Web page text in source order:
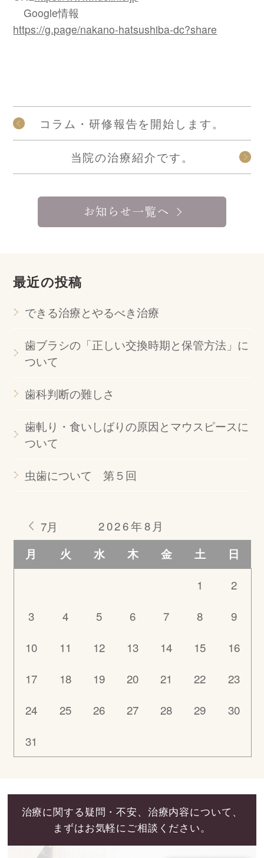
Google情報
https://g.page/nakano-hatsushiba-dc?share
コラム・研修報告を開始します。
当院の治療紹介です。
お知らせ一覧へ
最近の投稿
できる治療とやるべき治療
歯ブラシの「正しい交換時期と保管方法」に
ついて
歯科判断の難しさ
歯軋り・食いしばりの原因とマウスピースに
ついて
虫歯について 第５回
2026年8月
月
火 水 木 金 土 日
7月
1
2
3
4 5 6 7 8
9
10
11 12 13 14 15
16
17
18 19 20 21 22
23
24
25 26 27 28 29
30
31
治療に関する疑問・不安、治療内容について、
まずはお気軽にご相談ください。